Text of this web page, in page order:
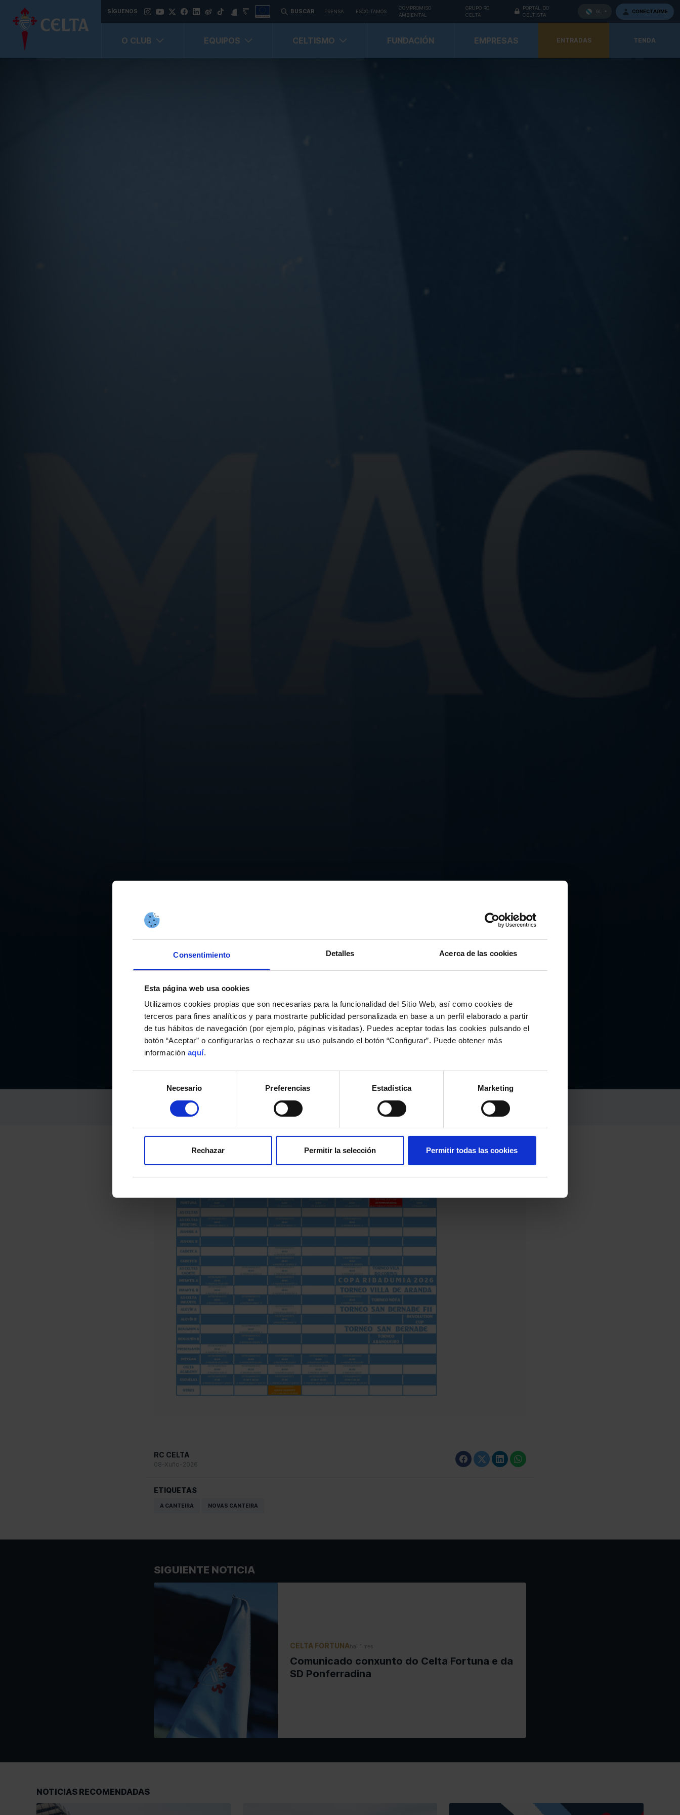
Consentimiento Detalles Acerca de las cookies
Esta página web usa cookies
Utilizamos cookies propias que son necesarias para la funcionalidad del Sitio Web, así como cookies de
terceros para fines analíticos y para mostrarte publicidad personalizada en base a un perfil elaborado a partir
de tus hábitos de navegación (por ejemplo, páginas visitadas). Puedes aceptar todas las cookies pulsando el
botón “Aceptar” o configurarlas o rechazar su uso pulsando el botón “Configurar”. Puede obtener más
información aquí.
consentimiento
Necesario Preferencias Estadística Marketing
Rechazar Permitir la selección Permitir todas las cookies
SÍGUENOS BUSCAR PRENSA ESCOITAMOS
COMPROMISO
AMBIENTAL
GRUPO RC
CELTA
PORTAL DO
CELTISTA
GL CONECTARME
O CLUB EQUIPOS CELTISMO FUNDACIÓN EMPRESAS ENTRADAS TENDA
PROGRAMACIÓN DE A CANTEIRA DO
CELTA (DO 8 AO 14 DE XUÑO)
RC CELTA
08-Xuño-2026
RC CELTA
08-Xuño-2026
ETIQUETAS
A CANTEIRA NOVAS CANTEIRA
SIGUIENTE NOTICIA
CELTA FORTUNAhai 1 mes
Comunicado conxunto do Celta Fortuna e da
SD Ponferradina
NOTICIAS RECOMENDADAS